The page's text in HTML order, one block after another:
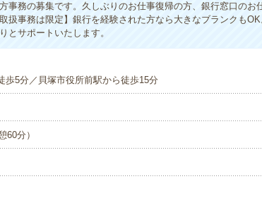
事務の募集です。久しぶりのお仕事復帰の方、銀行窓口のお
扱事務は限定】銀行を経験された方なら大きなブランクも
とサポートいたします。
歩5分／貝塚市役所前駅から徒歩15分
60分）